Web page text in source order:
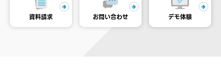
資料請求 お問い合わせ デモ体験